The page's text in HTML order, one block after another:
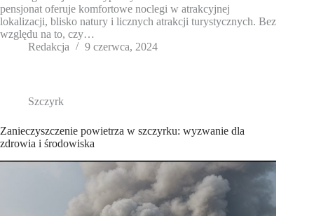
pensjonat oferuje komfortowe noclegi w atrakcyjnej
lokalizacji, blisko natury i licznych atrakcji turystycznych. Bez
względu na to, czy…
Redakcja
9 czerwca, 2024
Szczyrk
Zanieczyszczenie powietrza w szczyrku: wyzwanie dla
zdrowia i środowiska